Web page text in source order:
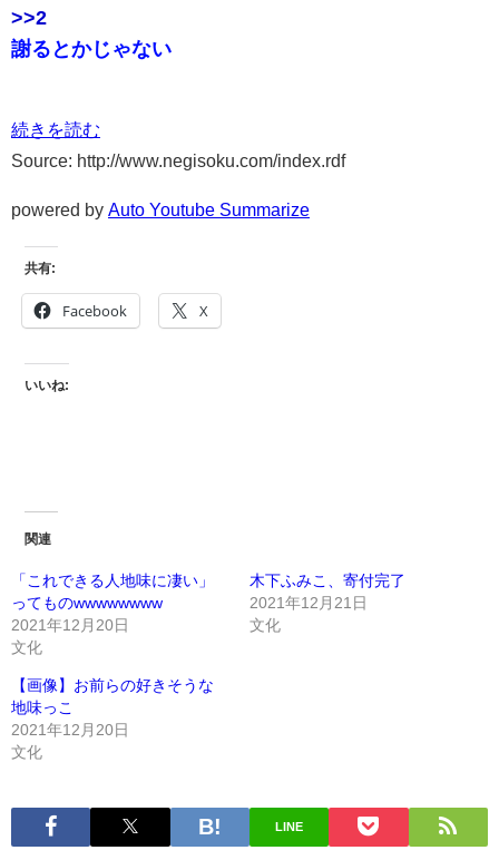
>>2
謝るとかじゃない
続きを読む
Source: http://www.negisoku.com/index.rdf
powered by Auto Youtube Summarize
共有:
Facebook X
いいね:
関連
「これできる人地味に凄い」
ってものwwwwwwww
2021年12月20日
文化
木下ふみこ、寄付完了
2021年12月21日
文化
【画像】お前らの好きそうな
地味っこ
2021年12月20日
文化
LINE